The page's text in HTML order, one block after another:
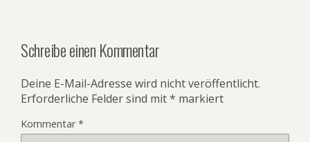
Schreibe einen Kommentar
Deine E-Mail-Adresse wird nicht veröffentlicht.
Erforderliche Felder sind mit* markiert
Kommentar*